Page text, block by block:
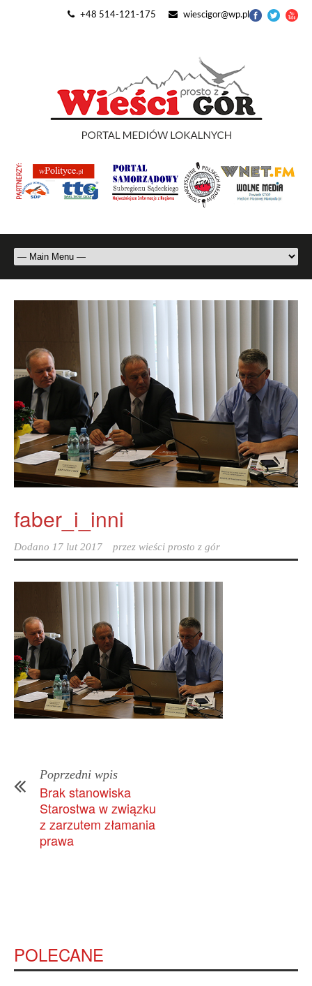
+48 514-121-175 wiescigor@wp.pl
faber_i_inni
Dodano 17 lut 2017 przez wieści prosto z gór
Poprzedni wpis
Brak stanowiska
Starostwa w związku
z zarzutem złamania
prawa
POLECANE